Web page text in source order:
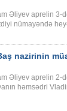
Əliyev aprelin 3-
nümayəndə
nazirinin
Əliyev aprelin 2-
həmsədri